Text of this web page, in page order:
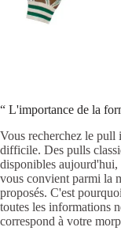
“ L'importance de la
Vous recherchez le pull
difficile. Des pulls
disponibles
vous convient parmi la
proposés. C'est
toutes les informations
correspond à votre